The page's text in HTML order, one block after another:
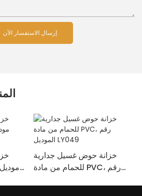
إرسال الاستفسار الآن
خزانة حوض غسيل جدارية
للحمام من مادة PVC، رقم